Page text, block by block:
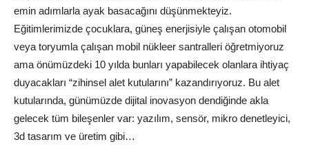
emin adımlarla ayak basacağını düşünmekteyiz.
Eğitimlerimizde çocuklara, güneş enerjisiyle çalışan otomobil
veya toryumla çalışan mobil nükleer santralleri öğretmiyoruz
ama önümüzdeki 10 yılda bunları yapabilecek olanlara ihtiyaç
duyacakları “zihinsel alet kutularını” kazandırıyoruz. Bu alet
kutularında, günümüzde dijital inovasyon dendiğinde akla
gelecek tüm bileşenler var: yazılım, sensör, mikro denetleyici,
3d tasarım ve üretim gibi…